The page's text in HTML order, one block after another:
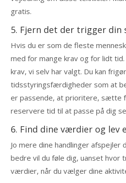
gratis.
5. Fjern det der trigger din
Hvis du er som de fleste
med for mange krav og for lidt
krav, vi selv har valgt. Du kan
tidsstyringsfærdigheder som at
er passende, at prioritere, sætte
reservere tid til at passe på dig
6. Find dine værdier og lev
Jo mere dine handlinger afspejler
bedre vil du føle dig, uanset hvor
værdier, når du vælger dine